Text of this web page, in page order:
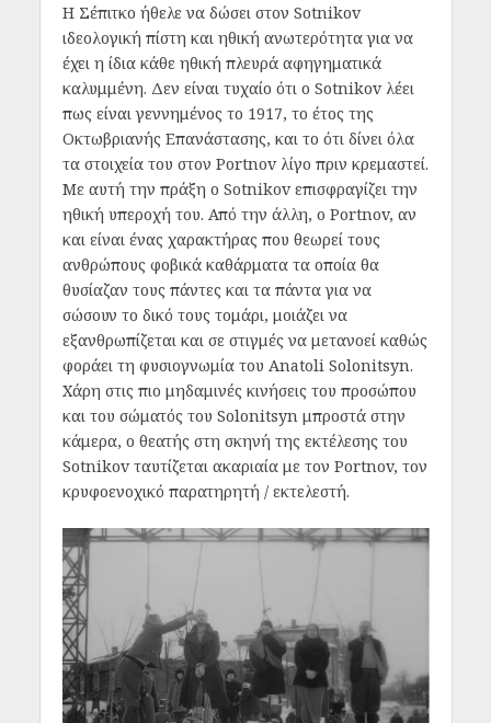
Η Σέπιτκο ήθελε να δώσει στον Sotnikov
ιδεολογική πίστη και ηθική ανωτερότητα για να
έχει η ίδια κάθε ηθική πλευρά αφηγηματικά
καλυμμένη. Δεν είναι τυχαίο ότι ο Sotnikov λέει
πως είναι γεννημένος το 1917, το έτος της
Οκτωβριανής Επανάστασης, και το ότι δίνει όλα
τα στοιχεία του στον Portnov λίγο πριν κρεμαστεί.
Με αυτή την πράξη ο Sotnikov επισφραγίζει την
ηθική υπεροχή του. Από την άλλη, ο Portnov, αν
και είναι ένας χαρακτήρας που θεωρεί τους
ανθρώπους φοβικά καθάρματα τα οποία θα
θυσίαζαν τους πάντες και τα πάντα για να
σώσουν το δικό τους τομάρι, μοιάζει να
εξανθρωπίζεται και σε στιγμές να μετανοεί καθώς
φοράει τη φυσιογνωμία του Anatoli Solonitsyn.
Χάρη στις πιο μηδαμινές κινήσεις του προσώπου
και του σώματός του Solonitsyn μπροστά στην
κάμερα, ο θεατής στη σκηνή της εκτέλεσης του
Sotnikov ταυτίζεται ακαριαία με τον Portnov, τον
κρυφοενοχικό παρατηρητή / εκτελεστή.